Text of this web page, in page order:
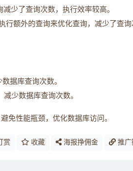
少了查询次数，执行效率较高。
行额外的查询来优化查询，减少了查询
据库查询次数。
少数据库查询次数。
免性能瓶颈，优化数据库访问。
赏 收藏 海报挣佣金 推广